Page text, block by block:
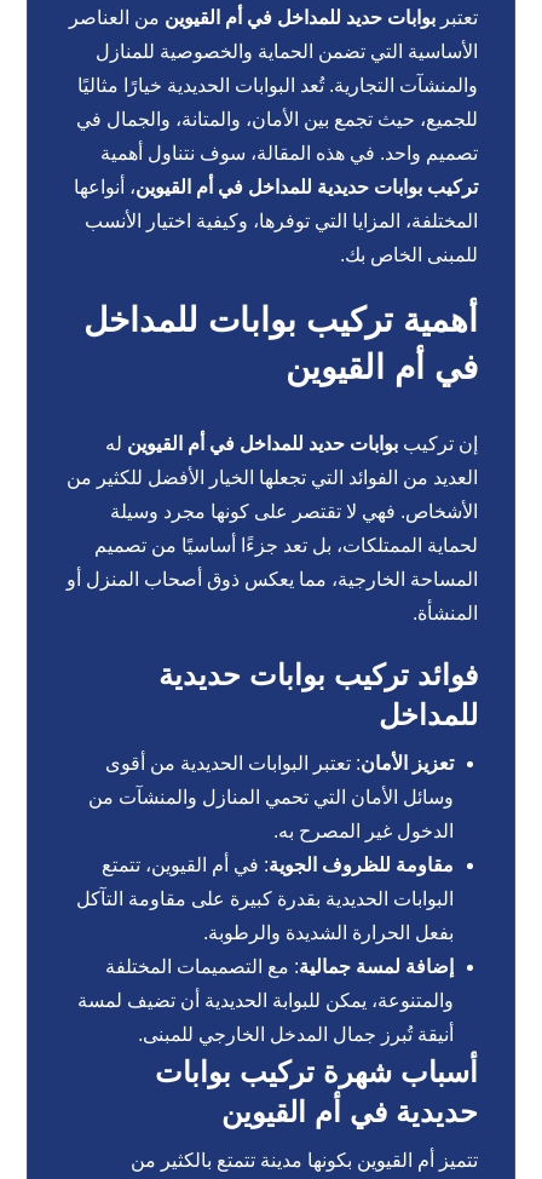
تعتبربوابات حديد للمداخل في أم القيوين من العناصر
الأساسية التي تضمن الحماية والخصوصية للمنازل
والمنشآت التجارية. تُعد البوابات الحديدية خيارًا مثاليًا
للجميع، حيث تجمع بين الأمان، والمتانة، والجمال في
تصميم واحد. في هذه المقالة، سوف نتناول أهمية
تركيب بوابات حديدية للمداخل في أم القيوين، أنواعها
المختلفة، المزايا التي توفرها، وكيفية اختيار الأنسب
للمبنى الخاص بك.
أهمية تركيب بوابات للمداخل
في أم القيوين
إن تركيببوابات حديد للمداخل في أم القيوين له
العديد من الفوائد التي تجعلها الخيار الأفضل للكثير من
الأشخاص. فهي لا تقتصر على كونها مجرد وسيلة
لحماية الممتلكات، بل تعد جزءًا أساسيًا من تصميم
المساحة الخارجية، مما يعكس ذوق أصحاب المنزل أو
المنشأة.
فوائد تركيب بوابات حديدية
للمداخل
تعزيز الأمان: تعتبر البوابات الحديدية من أقوى
وسائل الأمان التي تحمي المنازل والمنشآت من
الدخول غير المصرح به.
مقاومة للظروف الجوية: في أم القيوين، تتمتع
البوابات الحديدية بقدرة كبيرة على مقاومة التآكل
بفعل الحرارة الشديدة والرطوبة.
إضافة لمسة جمالية: مع التصميمات المختلفة
والمتنوعة، يمكن للبوابة الحديدية أن تضيف لمسة
أنيقة تُبرز جمال المدخل الخارجي للمبنى.
أسباب شهرة تركيب بوابات
حديدية في أم القيوين
تتميز أم القيوين بكونها مدينة تتمتع بالكثير من